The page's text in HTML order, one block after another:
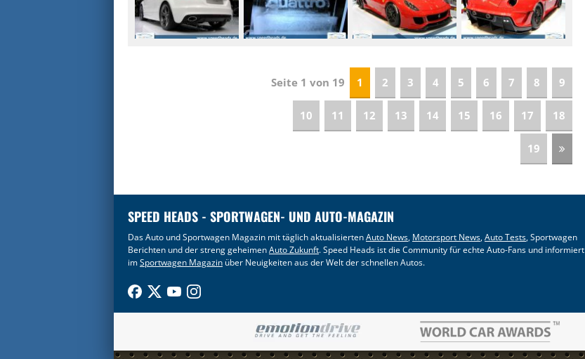
Seite 1 von 19 1 2 3 4 5 6 7 8 9
10 11 12 13 14 15 16 17 18
19
SPEED HEADS - SPORTWAGEN- UND AUTO-MAGAZIN
Das Auto und Sportwagen Magazin mit täglich aktualisiertenAuto News, Motorsport News,Auto Tests, Sportwagen
Berichten und der streng geheimenAuto Zukunft. Speed Heads ist die Community für echte Auto-Fans und informiert
imSportwagen Magazin über Neuigkeiten aus der Welt der schnellen Autos.